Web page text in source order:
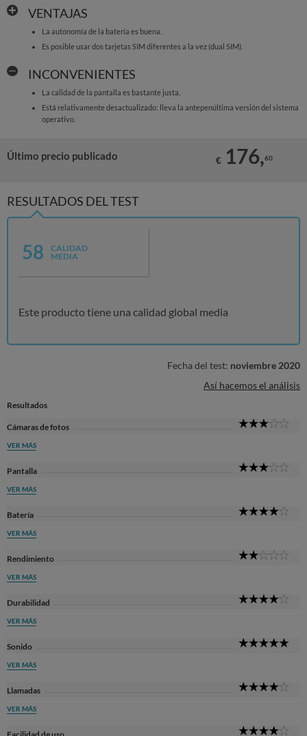
VENTAJAS
La autonomía de la batería es buena.
Es posible usar dos tarjetas SIM diferentes a la vez (dual SIM).
INCONVENIENTES
La calidad de la pantalla es bastante justa.
Está relativamente desactualizado: lleva la antepenúltima versión del sistema
operativo.
Último precio publicado € 176,60
RESULTADOS DEL TEST
58
CALIDAD
MEDIA
Este producto tiene una calidad global media
Fecha del test: noviembre 2020
Así hacemos el análisis
Resultados
Cámaras de fotos
VER MÁS
Pantalla
VER MÁS
Batería
VER MÁS
Rendimiento
VER MÁS
Durabilidad
VER MÁS
Sonido
VER MÁS
Llamadas
VER MÁS